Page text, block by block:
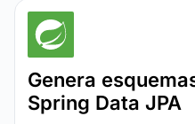
Genera
Spring Data JPA